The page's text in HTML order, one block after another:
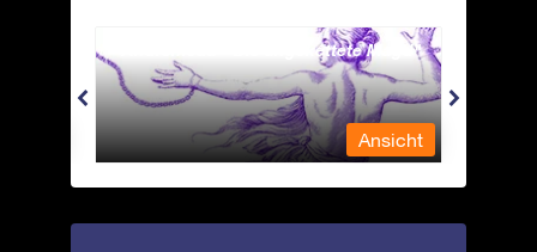
Andromeda - Die angekettete Magd
Ansicht